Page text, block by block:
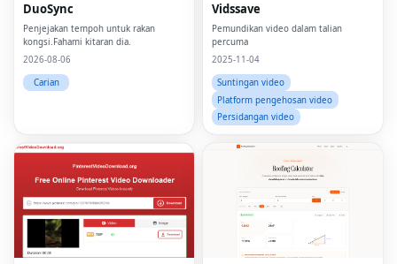
DuoSync
Penjejakan tempoh untuk rakan
kongsi.Fahami kitaran dia.
2026-08-06
Carian
Vidssave
Pemundikan video dalam talian
percuma
2025-11-04
Suntingan video
Platform pengehosan video
Persidangan video